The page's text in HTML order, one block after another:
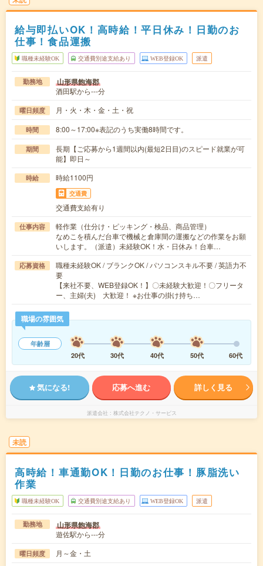
給与即払いOK！高時給！平日休み！日勤のお
仕事！食品運搬
職種未経験OK 交通費別途支給あり WEB登録OK 派遣
勤務地 山形県飽海郡
酒田駅から---分
曜日頻度 月・火・木・金・土・祝
時間 8:00～17:00※表記のうち実働8時間です。
期間
長期【ご応募から1週間以内(最短2日目)のスピード就業が可
能】即日～
時給 時給1100円
交通費
交通費支給有り
仕事内容
軽作業（仕分け・ピッキング・検品、商品管理）
なめこを積んだ台車で機械と倉庫間の運搬などの作業をお願
いします。（派遣）未経験OK！水・日休み！台車…
応募資格
職種未経験OK / ブランクOK / パソコンスキル不要 / 英語力不
要
【来社不要、WEB登録OK！】〇未経験大歓迎！〇フリータ
ー、主婦(夫) 大歓迎！ ※お仕事の掛け持ち…
職場の雰囲気
年齢層
20代
30代 40代 50代 60代
気になる! 応募へ進む 詳しく見る
派遣会社 株式会社テクノ・サービス
未読
高時給！車通勤OK！日勤のお仕事！豚脂洗い
作業
職種未経験OK 交通費別途支給あり WEB登録OK 派遣
勤務地 山形県飽海郡
遊佐駅から---分
曜日頻度 月～金・土